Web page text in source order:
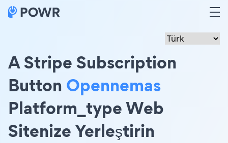
A Stripe Subscription
Button Opennemas
Platform_type Web
Sitenize Yerleştirin